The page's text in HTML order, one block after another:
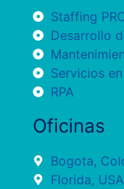
Staffing
Desarrollo
Servicios
RPA
Oficinas
Bogota,
Florida, USA